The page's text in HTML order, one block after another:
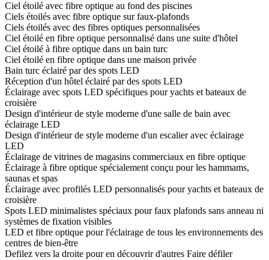
Ciel étoilé avec fibre optique au fond des piscines
Ciels étoilés avec fibre optique sur faux-plafonds
Ciels étoilés avec des fibres optiques personnalisées
Ciel étoilé en fibre optique personnalisé dans une suite d'hôtel
Ciel étoilé à fibre optique dans un bain turc
Ciel étoilé en fibre optique dans une maison privée
Bain turc éclairé par des spots LED
Réception d'un hôtel éclairé par des spots LED
Éclairage avec spots LED spécifiques pour yachts et bateaux de
croisière
Design d'intérieur de style moderne d'une salle de bain avec
éclairage LED
Design d'intérieur de style moderne d'un escalier avec éclairage
LED
Éclairage de vitrines de magasins commerciaux en fibre optique
Éclairage à fibre optique spécialement conçu pour les hammams,
saunas et spas
Éclairage avec profilés LED personnalisés pour yachts et bateaux de
croisière
Spots LED minimalistes spéciaux pour faux plafonds sans anneau ni
systèmes de fixation visibles
LED et fibre optique pour l'éclairage de tous les environnements des
centres de bien-être
Defilez vers la droite pour en découvrir d'autres Faire défiler